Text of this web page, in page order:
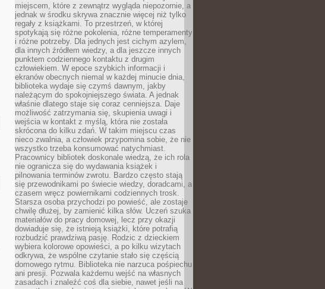
miejscem, które z zewnątrz wygląda niepozornie, a
jednak w środku skrywa znacznie więcej niż tylko
regały z książkami. To przestrzeń, w której
spotykają się różne pokolenia, różne temperamenty
i różne potrzeby. Dla jednych jest cichym azylem,
dla innych źródłem wiedzy, a dla jeszcze innych
punktem codziennego kontaktu z drugim
człowiekiem. W epoce szybkich informacji i
ekranów obecnych niemal w każdej minucie dnia,
biblioteka wydaje się czymś dawnym, jakby
należącym do spokojniejszego świata. A jednak
właśnie dlatego staje się coraz cenniejsza. Daje
możliwość zatrzymania się, skupienia uwagi i
wejścia w kontakt z myślą, która nie została
skrócona do kilku zdań. W takim miejscu czas
nieco zwalnia, a człowiek przypomina sobie, że nie
wszystko trzeba konsumować natychmiast.
Pracownicy bibliotek doskonale wiedzą, że ich rola
nie ogranicza się do wydawania książek i
pilnowania terminów zwrotu. Bardzo często stają
się przewodnikami po świecie wiedzy, doradcami, a
czasem wręcz powiernikami codziennych trosk.
Starsza osoba przychodzi po powieść, ale zostaje
chwilę dłużej, by zamienić kilka słów. Uczeń szuka
materiałów do pracy domowej, lecz przy okazji
dowiaduje się, że istnieją książki, które potrafią
rozbudzić prawdziwą pasję. Rodzic z dzieckiem
wybiera kolorowe opowieści, a po kilku wizytach
odkrywa, że wspólne czytanie stało się częścią
domowego rytmu. Biblioteka nie narzuca pośpiechu
ani presji. Pozwala każdemu wejść na własnych
zasadach i znaleźć coś dla siebie, nawet jeśli na